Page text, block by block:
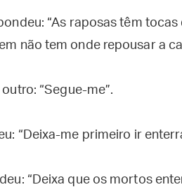
“As raposas têm
não tem onde repousar a
“Segue-me”.
“Deixa-me primeiro ir
“Deixa que os mortos